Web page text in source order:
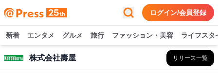
ログイン/会員登録
新着 エンタメ グルメ 旅行 ファッション・美容 ライフスタ
株式会社壽屋 リリース一覧